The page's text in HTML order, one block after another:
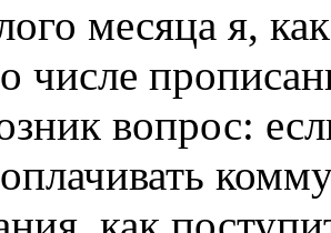
месяца я,
числе
вопрос: